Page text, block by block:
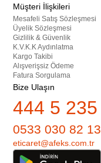
Müşteri İlişkileri
Mesafeli Satış Sözleşmesi
Üyelik Sözleşmesi
Gizlilik & Güvenlik
K.V.K.K Aydınlatma
Kargo Takibi
Alışverişsiz Ödeme
Fatura Sorgulama
Bize Ulaşın
444 5 235
0533 030 82 13
eticaret@afeks.com.tr